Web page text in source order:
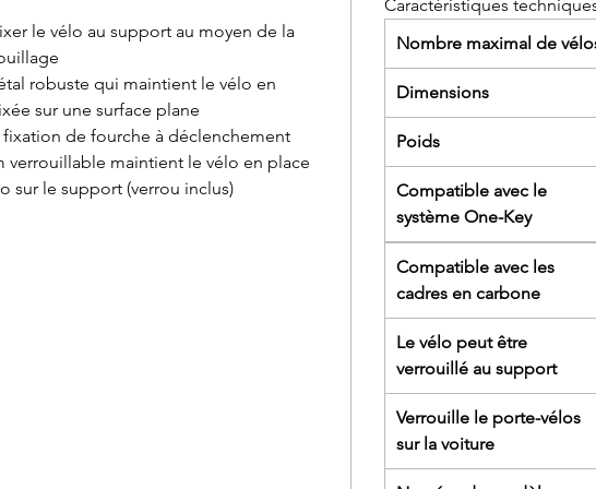
le vélo au support au moyen de la
robuste qui maintient le vélo en
sur une surface plane
de fourche à déclenchement
verrouillable maintient le vélo en place
sur le support (verrou inclus)
Caractéristiques
Nombre maximal de
Dimensions
Poids
Compatible avec le
système One-Key
Compatible avec les
cadres en carbone
Le vélo peut être
verrouillé au support
Verrouille le porte-vélos
sur la voiture